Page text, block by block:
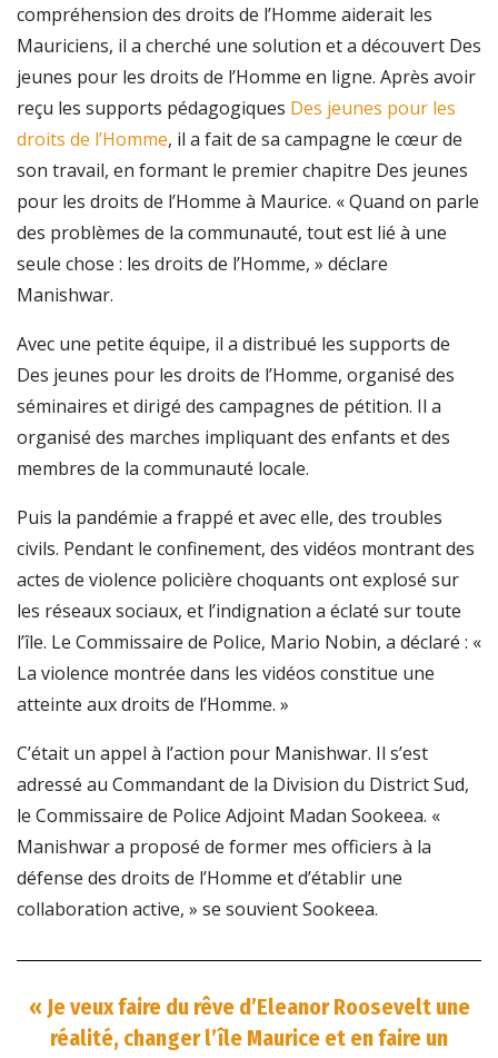
compréhension des droits de l’Homme aiderait les
Mauriciens, il a cherché une solution et a découvert Des
jeunes pour les droits de l’Homme en ligne. Après avoir
reçu les supports pédagogiques Des jeunes pour les
droits de l’Homme, il a fait de sa campagne le cœur de
son travail, en formant le premier chapitre Des jeunes
pour les droits de l’Homme à Maurice. « Quand on parle
des problèmes de la communauté, tout est lié à une
seule chose : les droits de l’Homme, » déclare
Manishwar.
Avec une petite équipe, il a distribué les supports de
Des jeunes pour les droits de l’Homme, organisé des
séminaires et dirigé des campagnes de pétition. Il a
organisé des marches impliquant des enfants et des
membres de la communauté locale.
Puis la pandémie a frappé et avec elle, des troubles
civils. Pendant le confinement, des vidéos montrant des
actes de violence policière choquants ont explosé sur
les réseaux sociaux, et l’indignation a éclaté sur toute
l’île. Le Commissaire de Police, Mario Nobin, a déclaré : «
La violence montrée dans les vidéos constitue une
atteinte aux droits de l’Homme. »
C’était un appel à l’action pour Manishwar. Il s’est
adressé au Commandant de la Division du District Sud,
le Commissaire de Police Adjoint Madan Sookeea. «
Manishwar a proposé de former mes officiers à la
défense des droits de l’Homme et d’établir une
collaboration active, » se souvient Sookeea.
« Je veux faire du rêve d’Eleanor Roosevelt une
réalité, changer l’île Maurice et en faire un